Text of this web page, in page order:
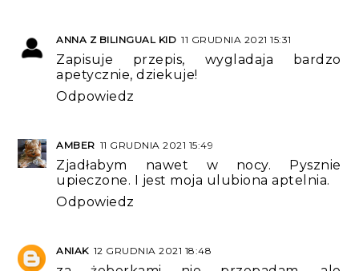
ANNA Z BILINGUAL KID 11 GRUDNIA 2021 15:31
Zapisuje przepis, wygladaja bardzo
apetycznie, dziekuje!
Odpowiedz
AMBER 11 GRUDNIA 2021 15:49
Zjadłabym nawet w nocy. Pysznie
upieczone. I jest moja ulubiona aptelnia.
Odpowiedz
ANIAK 12 GRUDNIA 2021 18:48